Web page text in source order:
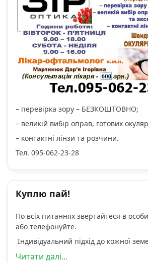
– перевірка зору – БЕЗКОШТОВНО;
– великій вибір оправ, готових
– контактні лінзи та розчини.
Тел. 095-062-23-28
Куплю пай!
По всіх питаннях звертайтеся в
або телефонуйте.
Індивідуальний підхід до кожної
Читати далі...